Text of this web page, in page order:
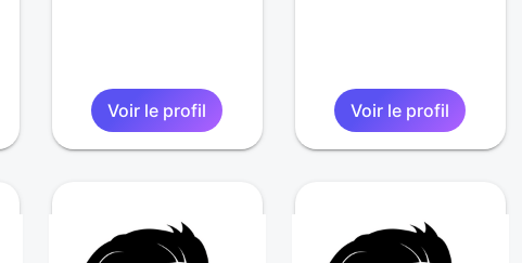
Voir le profil Voir le profil